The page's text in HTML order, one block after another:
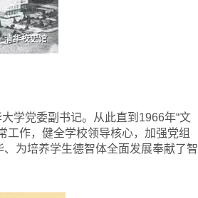
学党委副书记。从此直到1966年“文
工作，健全学校领导核心，加强党组
为培养学生德智体全面发展奉献了智